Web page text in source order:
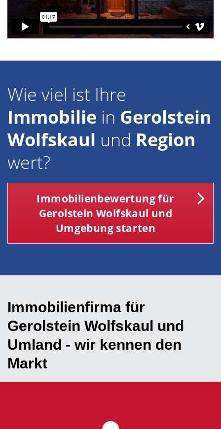
Wie viel ist Ihre
Immobilie in Gerolstein
Wolfskaul und Region
wert?
Immobilienbewertung für
Gerolstein Wolfskaul und
Umgebung starten
Immobilienfirma für
Gerolstein Wolfskaul und
Umland - wir kennen den
Markt